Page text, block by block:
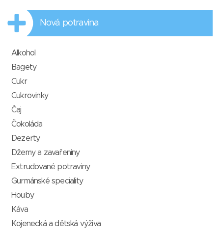
Nová potravina
Alkohol
Bagety
Cukr
Cukrovinky
Čaj
Čokoláda
Dezerty
Džemy a zavařeniny
Extrudované potraviny
Gurmánské speciality
Houby
Káva
Kojenecká a dětská výživa